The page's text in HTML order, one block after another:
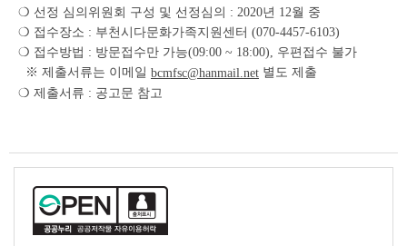
❍ 선정 심의위원회 구성 및 선정심의 : 2020년 12월 중
❍ 접수장소 : 부천시다문화가족지원센터 (070-4457-6103)
❍ 접수방법 : 방문접수만 가능(09:00 ~ 18:00), 우편접수 불가
※ 제출서류는 이메일 bcmfsc@hanmail.net 별도 제출
❍ 제출서류 : 공고문 참고